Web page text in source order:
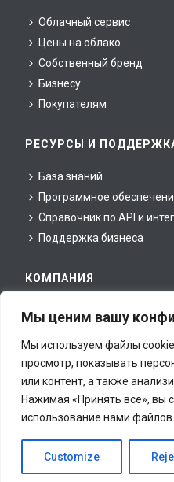
Мы ценим вашу
Мы используем файлы
просмотр, показывать
или контент, а также
Нажимая «Принять все», вы
использование нами файлов
Customize
Облачный сервис
Цены на облако
Собственный бренд
Бизнесу
Покупателям
РЕСУРСЫ И
База знаний
Программное
Справочник по API и
Поддержка бизнеса
КОМПАНИЯ
Для партнеров
Для прессы
Юридическая информация
Контакты
Все права